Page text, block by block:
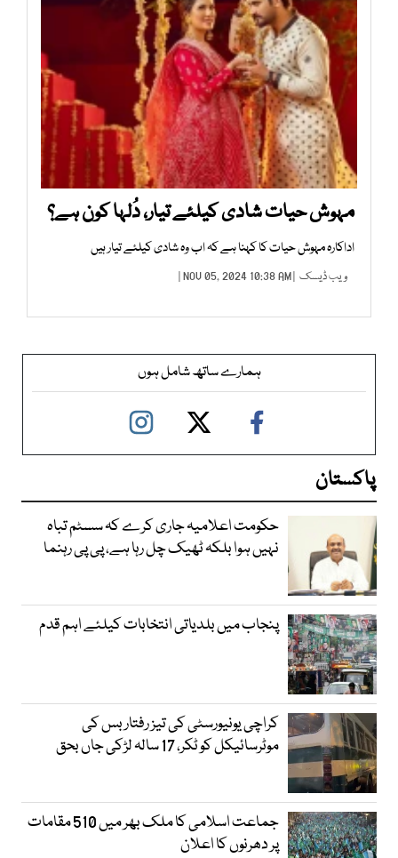
مہوش حیات شادی کیلئے تیار، دُلہا کون ہے؟
اداکارہ مہوش حیات کا کہنا ہے کہ اب وہ شادی کیلئے تیار ہیں
ویب ڈیسک | NOV 05, 2024 10:38 AM |
ہمارے ساتھ شامل ہوں
پاکستان
حکومت اعلامیہ جاری کرے کہ سسٹم تباہ
نہیں ہوا بلکہ ٹھیک چل رہا ہے، پی پی رہنما
پنجاب میں بلدیاتی انتخابات کیلئے اہم قدم
کراچی یونیورسٹی کی تیز رفتار بس کی
موٹرسائیکل کو ٹکر، 17 سالہ لڑکی جاں بحق
جماعت اسلامی کا ملک بھر میں 510 مقامات
پر دھرنوں کا اعلان